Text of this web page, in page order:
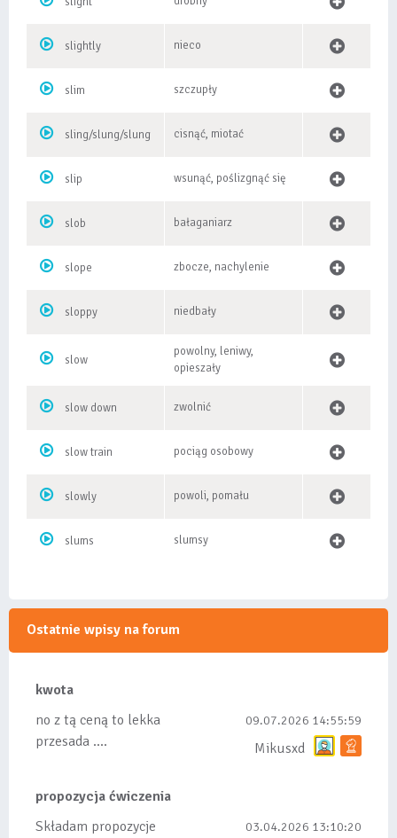
slightly nieco
slim szczupły
sling/slung/slung cisnąć, miotać
slip wsunąć, poślizgnąć się
slob bałaganiarz
slope zbocze, nachylenie
sloppy niedbały
slow
powolny, leniwy,
opieszały
slow down zwolnić
slow train pociąg osobowy
slowly powoli, pomału
slums slumsy
Ostatnie wpisy na forum
kwota
no z tą ceną to lekka
przesada ....
09.07.2026 14:55:59
Mikusxd
propozycja ćwiczenia
Składam propozycje
03.04.2026 13:10:20